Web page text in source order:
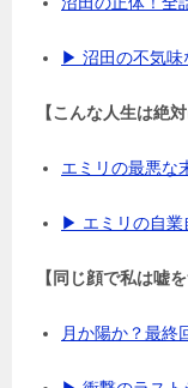
▶ 沼田の不気味
【こんな人生は絶対
エミリの最悪な
▶ エミリの自業
【同じ顔で私は嘘を
月か陽か？最終